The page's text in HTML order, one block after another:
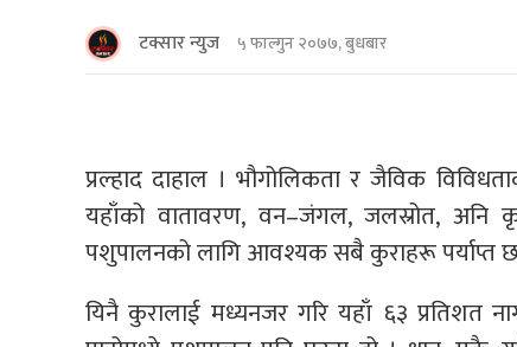
टक्सार न्युज ५ फाल्गुन २०७७, बुधबार
प्रल्हाद दाहाल । भौगोलिकता र जैविक
यहाँको वातावरण, वन–जंगल, जलस्रोत, अनि
पशुपालनको लागि आवश्यक सबै कुराहरू पर्याप्त
यिनै कुरालाई मध्यनजर गरि यहाँ ६३ प्रतिशत